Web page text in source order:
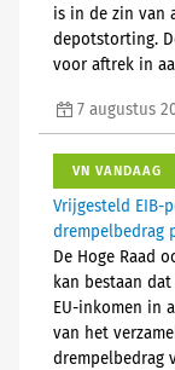
is in de zin van
depotstorting.
voor aftrek in
7 augustus
VN VANDAAG
Vrijgesteld EIB-
drempelbedrag
De Hoge Raad
kan bestaan
EU-inkomen in
van het
drempelbedrag